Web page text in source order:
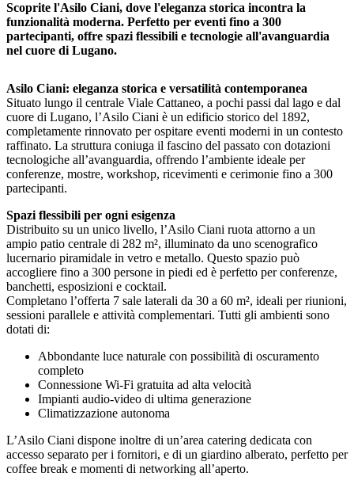
Scoprite l'Asilo Ciani, dove l'eleganza storica incontra la
funzionalità moderna. Perfetto per eventi fino a 300
partecipanti, offre spazi flessibili e tecnologie all'avanguardia
nel cuore di Lugano.
Asilo Ciani: eleganza storica e versatilità contemporanea
Situato lungo il centrale Viale Cattaneo, a pochi passi dal lago e dal
cuore di Lugano, l’Asilo Ciani è un edificio storico del 1892,
completamente rinnovato per ospitare eventi moderni in un contesto
raffinato. La struttura coniuga il fascino del passato con dotazioni
tecnologiche all’avanguardia, offrendo l’ambiente ideale per
conferenze, mostre, workshop, ricevimenti e cerimonie fino a 300
partecipanti.
Spazi flessibili per ogni esigenza
Distribuito su un unico livello, l’Asilo Ciani ruota attorno a un
ampio patio centrale di 282 m², illuminato da uno scenografico
lucernario piramidale in vetro e metallo. Questo spazio può
accogliere fino a 300 persone in piedi ed è perfetto per conferenze,
banchetti, esposizioni e cocktail.
Completano l’offerta 7 sale laterali da 30 a 60 m², ideali per riunioni,
sessioni parallele e attività complementari. Tutti gli ambienti sono
dotati di:
Abbondante luce naturale con possibilità di oscuramento
completo
Connessione Wi-Fi gratuita ad alta velocità
Impianti audio-video di ultima generazione
Climatizzazione autonoma
L’Asilo Ciani dispone inoltre di un’area catering dedicata con
accesso separato per i fornitori, e di un giardino alberato, perfetto per
coffee break e momenti di networking all’aperto.